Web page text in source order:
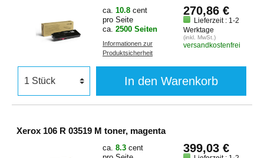
ca. 10.8 cent
pro Seite
ca. 2500 Seiten
Informationen zur
Produktsicherheit
270,86 €
Lieferzeit : 1-2
Werktage
(inkl. MwSt.)
versandkostenfrei
In den Warenkorb
Xerox 106 R 03519 M toner, magenta
ca. 8.3 cent
399,03 €